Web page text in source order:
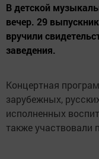
В детской
вечер. 29
вручили
заведения.
Концертная
зарубежных,
исполненных
также участвовали